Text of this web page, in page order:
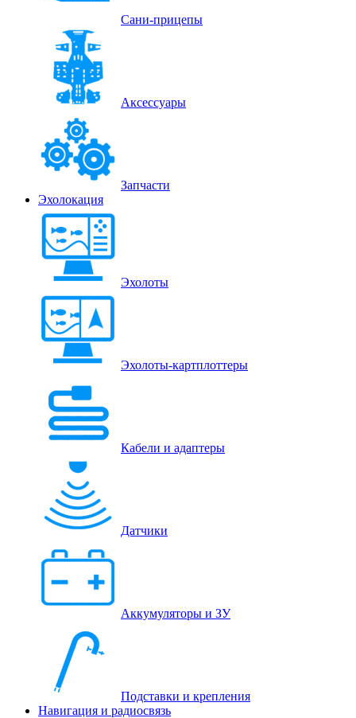
Сани-прицепы
Аксессуары
Запчасти
Эхолокация
Эхолоты
Эхолоты-картплоттеры
Кабели и адаптеры
Датчики
Аккумуляторы и ЗУ
Подставки и крепления
Навигация и радиосвязь